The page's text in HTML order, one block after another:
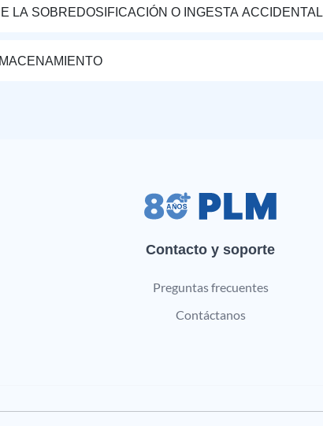
LA SOBREDOSIFICACIÓN O INGESTA ACCIDENTAL
Contacto y soporte
Preguntas frecuentes
Contáctanos